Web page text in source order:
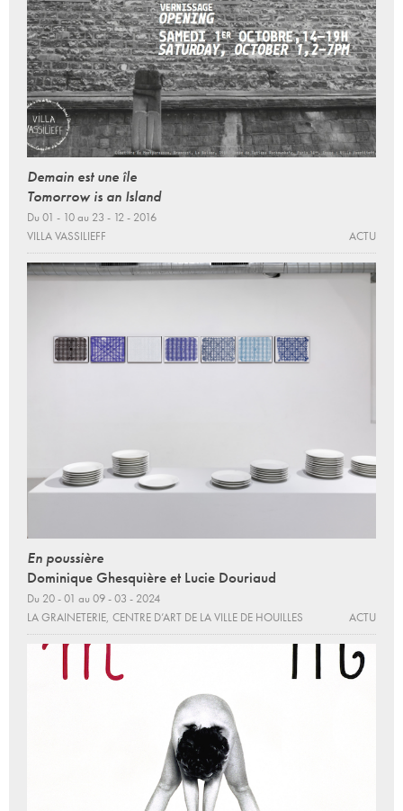
Demain est une île
Tomorrow is an Island
Du 01 - 10 au 23 - 12 - 2016
VILLA VASSILIEFF
ACTU
En poussière
Dominique Ghesquière et Lucie Douriaud
Du 20 - 01 au 09 - 03 - 2024
LA GRAINETERIE, CENTRE D’ART DE LA VILLE DE HOUILLES
ACTU